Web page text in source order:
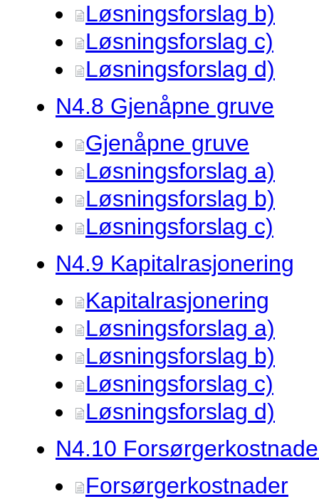
Løsningsforslag b)
Løsningsforslag c)
Løsningsforslag d)
N4.8 Gjenåpne gruve
Gjenåpne gruve
Løsningsforslag a)
Løsningsforslag b)
Løsningsforslag c)
N4.9 Kapitalrasjonering
Kapitalrasjonering
Løsningsforslag a)
Løsningsforslag b)
Løsningsforslag c)
Løsningsforslag d)
N4.10
Forsørgerkostnader